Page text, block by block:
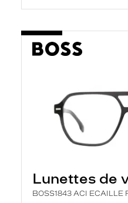
Lunettes de
BOSS1843 ACI ECAILLE